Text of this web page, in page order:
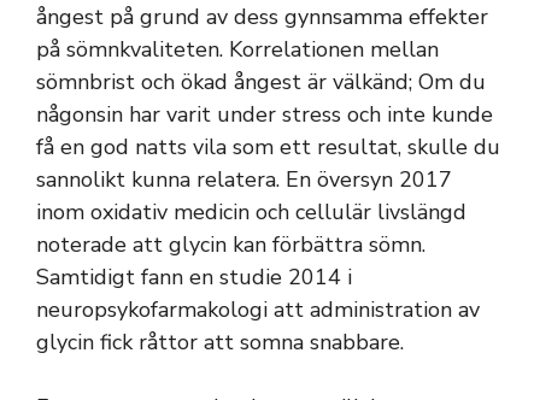
ångest på grund av dess gynnsamma effekter
på sömnkvaliteten. Korrelationen mellan
sömnbrist och ökad ångest är välkänd; Om du
någonsin har varit under stress och inte kunde
få en god natts vila som ett resultat, skulle du
sannolikt kunna relatera. En översyn 2017
inom oxidativ medicin och cellulär livslängd
noterade att glycin kan förbättra sömn.
Samtidigt fann en studie 2014 i
neuropsykofarmakologi att administration av
glycin fick råttor att somna snabbare.